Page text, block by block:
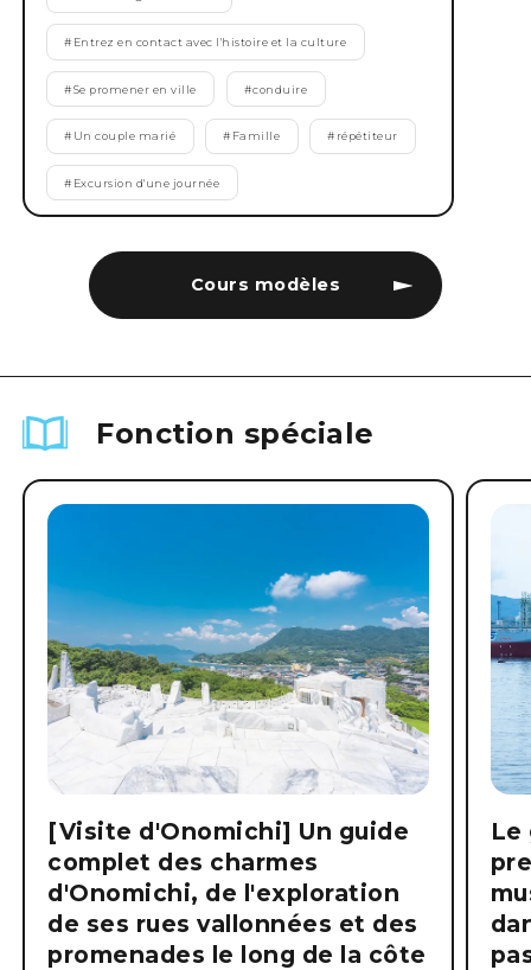
Cours modèles
# Entrez en contact avec l'histoire et la culture
#Se promener en ville #conduire
# Un couple marié # Famille # répétiteur
# Excursion d'une journée
Fonction spéciale
[Visite d'Onomichi] Un guide
complet des charmes
d'Onomichi, de l'exploration
de ses rues vallonnées et des
promenades le long de la côte
Le